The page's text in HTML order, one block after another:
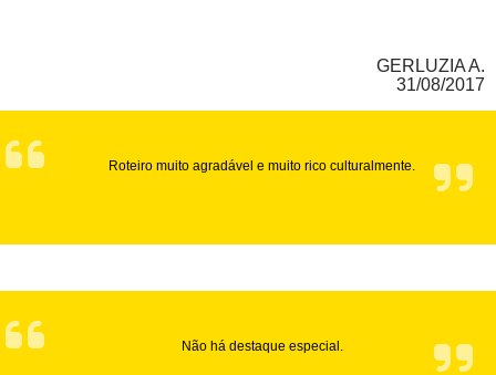
GERLUZIA A.
31/08/2017
Roteiro muito agradável e muito rico culturalmente.
Não há destaque especial.